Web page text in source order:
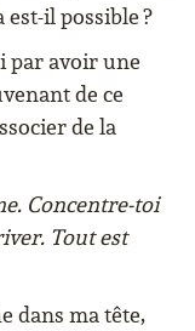
il possible ?
par avoir une
de ce
de la
Concentre-toi
Tout est
dans ma tête,